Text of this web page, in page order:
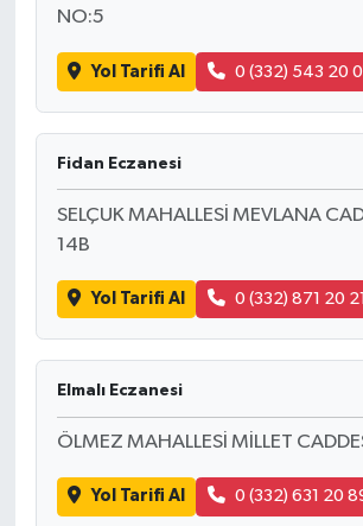
NO:5
Yol Tarifi Al 0 (332) 543 20
Fidan Eczanesi
SELÇUK MAHALLESİ MEVLANA
14B
Yol Tarifi Al 0 (332) 871 20 21
Elmalı Eczanesi
ÖLMEZ MAHALLESİ MİLLET
Yol Tarifi Al 0 (332) 631 20